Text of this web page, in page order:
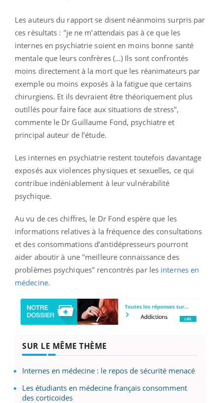
Les auteurs du rapport se disent néanmoins surpris par
ces résultats : "je ne m’attendais pas à ce que les
internes en psychiatrie soient en moins bonne santé
mentale que leurs confrères (…) Ils sont confrontés
moins directement à la mort que les réanimateurs par
exemple ou moins exposés à la fatigue que certains
chirurgiens. Et ils devraient être théoriquement plus
outillés pour faire face aux situations de stress",
commente le Dr Guillaume Fond, psychiatre et
principal auteur de l’étude.
Les internes en psychiatrie restent toutefois davantage
exposés aux violences physiques et sexuelles, ce qui
contribue indéniablement à leur vulnérabilité
psychique.
Au vu de ces chiffres, le Dr Fond espère que les
informations relatives à la fréquence des consultations
et des consommations d’antidépresseurs pourront
aider aboutir à une "meilleure connaissance des
problèmes psychiques" rencontrés par les internes en
médecine.
SUR LE MÊME THÈME
Internes en médecine : le repos de sécurité menacé
Les étudiants en médecine français consomment
des corticoïdes